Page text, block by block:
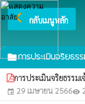
arrow_back_ios กลับเมนูหลัก
folderการประเมินจริยธร
การประเมินจริยธรรม
event 29 เมษายน 2566visibility